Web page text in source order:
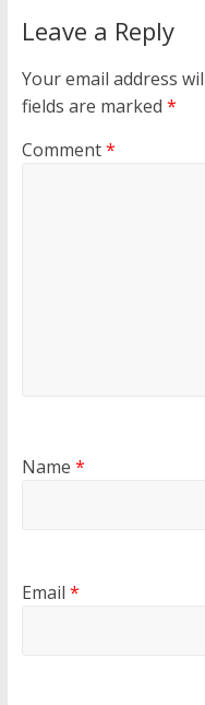
Leave a Reply
Your email address
fields are marked *
Comment*
Name *
Email *